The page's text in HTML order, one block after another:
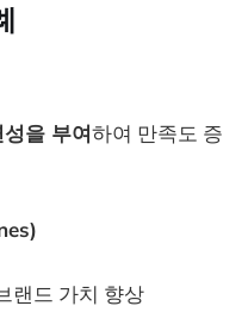
을 부여하여 만족도 증
랜드 가치 향상